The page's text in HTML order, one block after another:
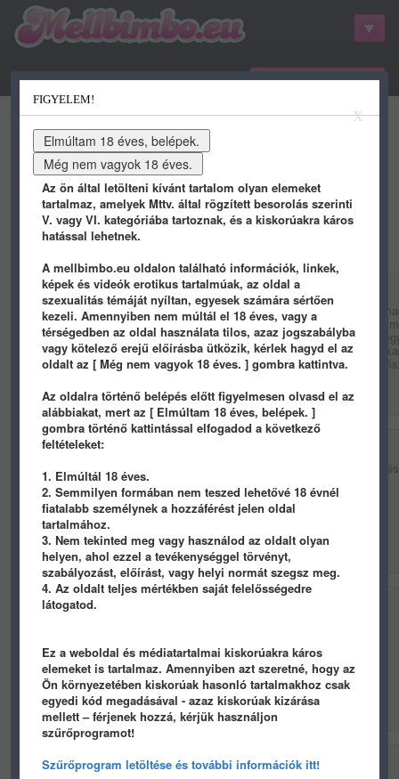
belépés / regisztráció
kategóriák hots gifs porn
youtube qdb
belaharcos hozzászólásai
belaharcos| 2020-09-15 11:35 (5 éve) |
Meglepő módon elég sok magyar filmet nem a
készül jópár közepes vagy annál jobb film (meg
inkább magának hogy neki mi tetszik). Az már
főleg a szakmailag kevésbé elismert alkotások
hallani, hogy a képen látható két hölgy filmje
láthatjuk a mozikban.
Ő Horváth Lili filmrendező és Stork Natasa
hallgatóknak nézed őket...
belaharcos| 2017-08-24 16:08 (8 éve) |
X
FIGYELEM!
Az ön által letölteni kívánt tartalom olyan elemeket
tartalmaz, amelyek Mttv. által rögzített besorolás szerinti
V. vagy VI. kategóriába tartoznak, és a kiskorúakra káros
hatással lehetnek.
A mellbimbo.eu oldalon található információk, linkek,
képek és videók erotikus tartalmúak, az oldal a
szexualitás témáját nyíltan, egyesek számára sértően
kezeli. Amennyiben nem múltál el 18 éves, vagy a
térségedben az oldal használata tilos, azaz jogszabályba
vagy kötelező erejű előírásba ütközik, kérlek hagyd el az
oldalt az [ Még nem vagyok 18 éves. ] gombra kattintva.
Az oldalra történő belépés előtt figyelmesen olvasd el az
alábbiakat, mert az [ Elmúltam 18 éves, belépek. ]
gombra történő kattintással elfogadod a következő
feltételeket:
1. Elmúltál 18 éves.
2. Semmilyen formában nem teszed lehetővé 18 évnél
fiatalabb személynek a hozzáférést jelen oldal
tartalmához.
3. Nem tekinted meg vagy használod az oldalt olyan
helyen, ahol ezzel a tevékenységgel törvényt,
szabályozást, előírást, vagy helyi normát szegsz meg.
4. Az oldalt teljes mértékben saját felelősségedre
látogatod.
Ez a weboldal és médiatartalmai kiskorúakra káros
elemeket is tartalmaz. Amennyiben azt szeretné, hogy az
Ön környezetében kiskorúak hasonló tartalmakhoz csak
egyedi kód megadásával - azaz kiskorúak kizárása
mellett – férjenek hozzá, kérjük használjon
szűrőprogramot!
Szűrőprogram letöltése és további információk itt!